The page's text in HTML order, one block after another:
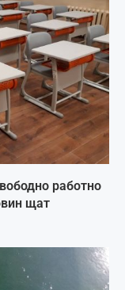
работно
щат